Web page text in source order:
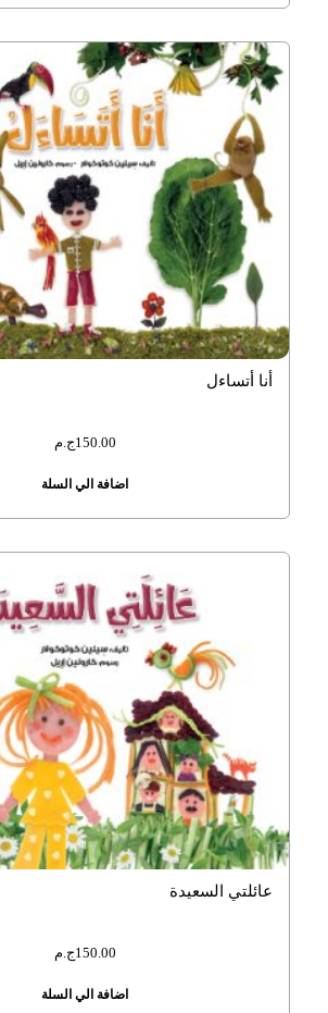
أنا أتساءل
اضافة الي السلة
150.00ج.م
عائلتي السعيدة
اضافة الي السلة
150.00ج.م